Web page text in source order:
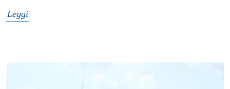
Leggi